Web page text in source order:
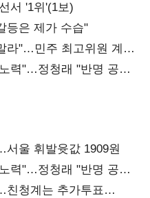
서 '1위'(1보)
등은 제가 수습"
라"…민주 최고위원 계파
력"…정청래 "반명 공세
울 휘발윳값 1909원
력"…정청래 "반명 공세
친청계는 추가투표